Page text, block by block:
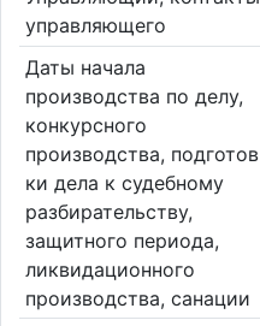
управляющего
Даты начала
производства по делу,
конкурсного
производства, подготов
ки дела к судебному
разбирательству,
защитного периода,
ликвидационного
производства, санации